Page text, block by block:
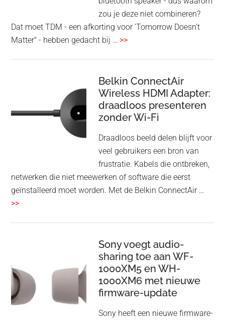
zou je deze niet combineren?
Dat moet TDM - een afkorting voor 'Tomorrow Doesn't
Matter" - hebben gedacht bij … >>overHoofdtelefoon
Speaker
in
een
twist
Belkin ConnectAir
Wireless HDMI Adapter:
draadloos presenteren
zonder Wi-Fi
Draadloos beeld delen blijft voor
veel gebruikers een bron van
frustratie. Kabels die ontbreken,
netwerken die niet meewerken of software die eerst
geïnstalleerd moet worden. Met de Belkin ConnectAir …
>>overBelkin
draadloos
presenteren
zonder
Wi-
Sony voegt audio-
sharing toe aan WF-
1000XM5 en WH-
1000XM6 met nieuwe
firmware-update
Sony heeft een nieuwe firmware-